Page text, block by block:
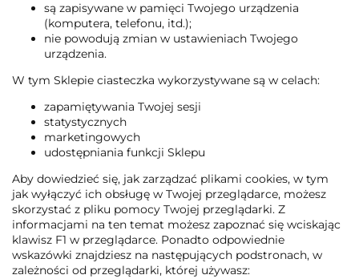
są zapisywane w pamięci Twojego urządzenia
(komputera, telefonu, itd.);
nie powodują zmian w ustawieniach Twojego
urządzenia.
W tym Sklepie ciasteczka wykorzystywane są w celach:
zapamiętywania Twojej sesji
statystycznych
marketingowych
udostępniania funkcji Sklepu
Aby dowiedzieć się, jak zarządzać plikami cookies, w tym
jak wyłączyć ich obsługę w Twojej przeglądarce, możesz
skorzystać z pliku pomocy Twojej przeglądarki. Z
informacjami na ten temat możesz zapoznać się wciskając
klawisz F1 w przeglądarce. Ponadto odpowiednie
wskazówki znajdziesz na następujących podstronach, w
zależności od przeglądarki, której używasz: